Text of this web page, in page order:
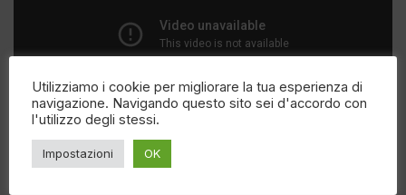
Utilizziamo i cookie per migliorare la tua esperienza di
navigazione. Navigando questo sito sei d'accordo con
l'utilizzo degli stessi.
Impostazioni OK